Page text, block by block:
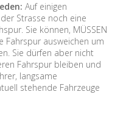
Auf einigen
Strasse noch eine
Sie können, MÜSSEN
Fahrspur ausweichen um
Sie dürfen aber nicht
Fahrspur bleiben und
langsame
stehende Fahrzeuge